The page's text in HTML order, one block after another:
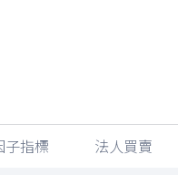
子指標 法人買賣